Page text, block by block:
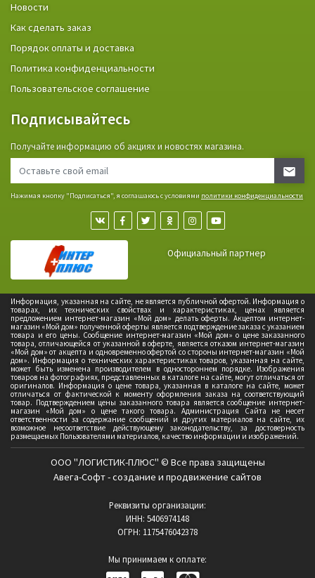
Новости
Как сделать заказ
Порядок оплаты и доставка
Политика конфиденциальности
Пользовательское соглашение
Подписывайтесь
Получайте информацию об акциях и новостях магазина.
Нажимая кнопку "Подписаться", я соглашаюсь с условиями политики конфиденциальности
Официальный партнер
Информация, указанная на сайте, не является публичной офертой. Информация о
товарах, их технических свойствах и характеристиках, ценах является
предложением интернет-магазин «Мой дом» делать оферты. Акцептом интернет-
магазин «Мой дом» полученной оферты является подтверждение заказа с указанием
товара и его цены. Сообщение интернет-магазин «Мой дом» о цене заказанного
товара, отличающейся от указанной в оферте, является отказом интернет-магазин
«Мой дом» от акцепта и одновременно офертой со стороны интернет-магазин «Мой
дом». Информация о технических характеристиках товаров, указанная на сайте,
может быть изменена производителем в одностороннем порядке. Изображения
товаров на фотографиях, представленных в каталоге на сайте, могут отличаться от
оригиналов. Информация о цене товара, указанная в каталоге на сайте, может
отличаться от фактической к моменту оформления заказа на соответствующий
товар. Подтверждением цены заказанного товара является сообщение интернет-
магазин «Мой дом» о цене такого товара. Администрация Сайта не несет
ответственности за содержание сообщений и других материалов на сайте, их
возможное несоответствие действующему законодательству, за достоверность
размещаемых Пользователями материалов, качество информации и изображений.
ООО "ЛОГИСТИК-ПЛЮС" © Все права защищены
Авега-Софт - создание и продвижение сайтов
Реквизиты организации:
ИНН: 5406974148
ОГРН: 1175476042378
Мы принимаем к оплате: